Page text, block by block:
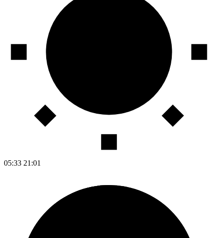
05:33 21:01